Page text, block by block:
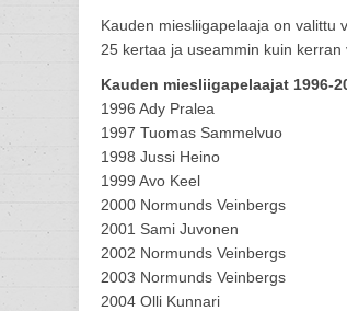
Kauden miesliigapelaaja on valittu
25 kertaa ja useammin kuin
Kauden miesliigapelaajat 1996-
1996 Ady Pralea
1997 Tuomas Sammelvuo
1998 Jussi Heino
1999 Avo Keel
2000 Normunds Veinbergs
2001 Sami Juvonen
2002 Normunds Veinbergs
2003 Normunds Veinbergs
2004 Olli Kunnari